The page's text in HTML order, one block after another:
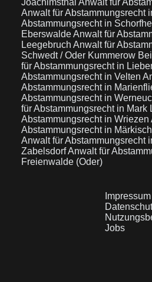
Joachimsthal Anwalt für
Anwalt für Abstammungsrecht
Abstammungsrecht in
EberswaldeAnwalt für
Leegebruch Anwalt für
Schwedt / Oder Kummerow
für Abstammungsrecht in
Abstammungsrecht in Velten
Abstammungsrecht in
Abstammungsrecht in
für Abstammungsrecht in Mark
Abstammungsrecht in Wriezen
Abstammungsrecht in
Anwalt für Abstammungsrecht
ZabelsdorfAnwalt für
Freienwalde (Oder)
Impressum
Jobs